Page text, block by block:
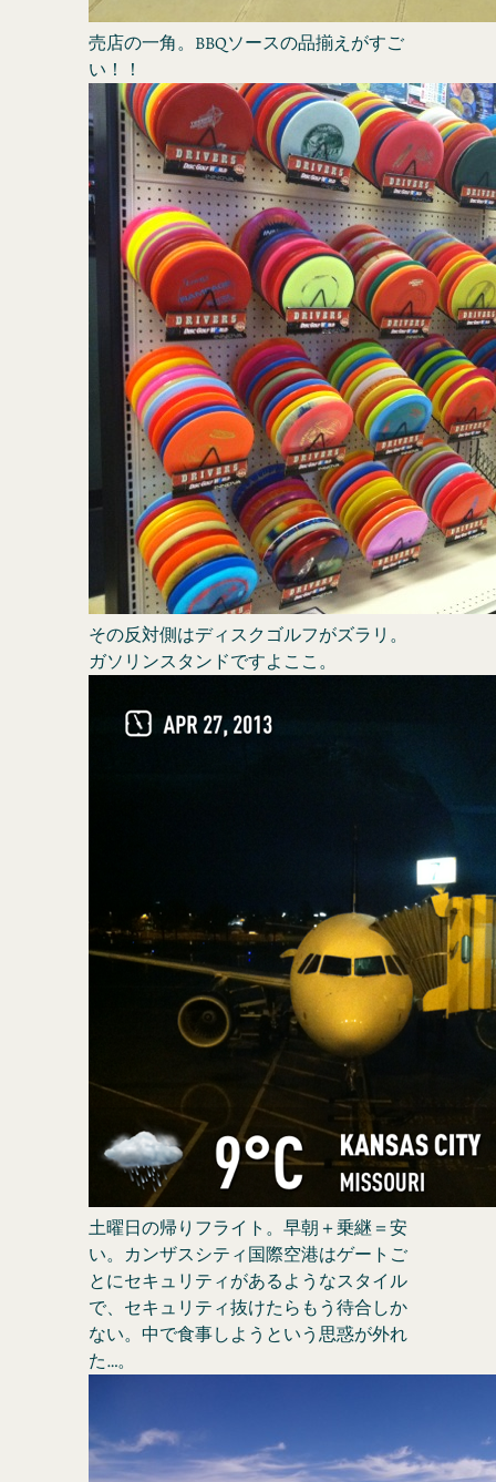
売店の一角。BBQソースの品揃えがすご
い！！
その反対側はディスクゴルフがズラリ。
ガソリンスタンドですよここ。
土曜日の帰りフライト。早朝＋乗継＝安
い。カンザスシティ国際空港はゲートご
とにセキュリティがあるようなスタイル
で、セキュリティ抜けたらもう待合しか
ない。中で食事しようという思惑が外れ
た…。